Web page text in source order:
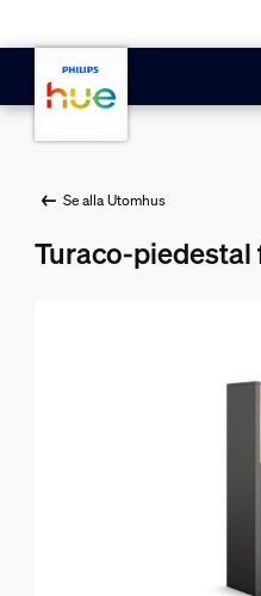
Se alla Utomhus
Turaco-